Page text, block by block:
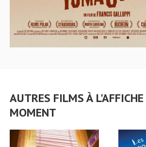
AUTRES FILMS À L'AFFICHE
MOMENT